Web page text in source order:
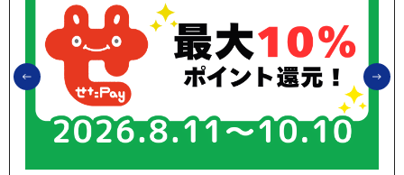
前のスライドを表示